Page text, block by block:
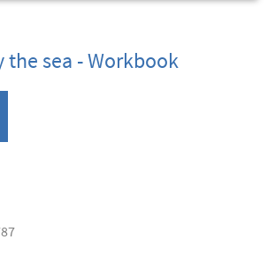
the sea - Workbook